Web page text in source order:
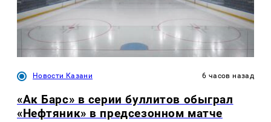
Новости Казани 6 часов назад
«Ак Барс» в серии буллитов обыграл
«Нефтяник» в предсезонном матче